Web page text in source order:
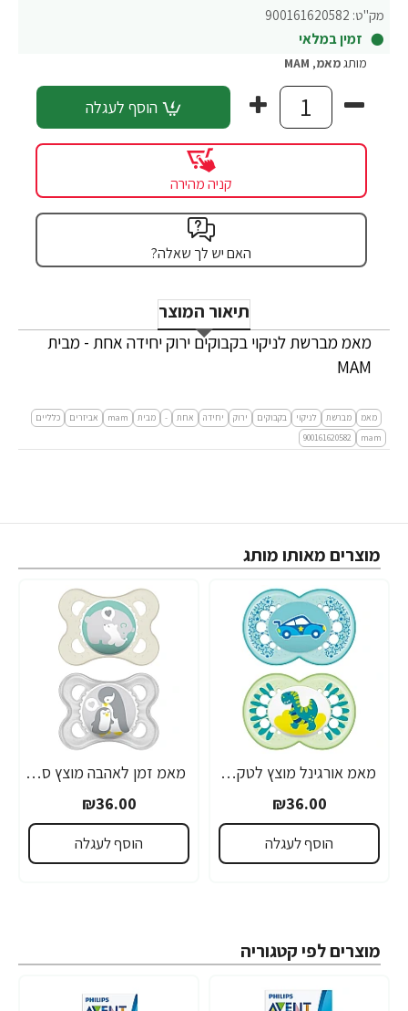
מק"ט: 900161620582
זמין במלאי
מותגמאמ,
MAM
הוסף לעגלה
קניה מהירה
האם יש לך שאלה?
תיאור המוצר
מאמ מברשת לניקוי בקבוקים ירוק יחידה אחת - מבית
MAM
מאמ מברשת לניקוי בקבוקים ירוק יחידה אחת - מבית mam אביזרים
כלליים
mam
900161620582
מוצרים מאותו מותג
מאמ אורגינל מוצץ לטקס 6+ תכלת - 2 יחידות - מבית MAM
₪36.00
הוסף לעגלה
מאמ זמן לאהבה מוצץ סיליקון 0-6 אפור - 2 יחידות - מבית MAM
₪36.00
הוסף לעגלה
מוצרים לפי קטגוריה